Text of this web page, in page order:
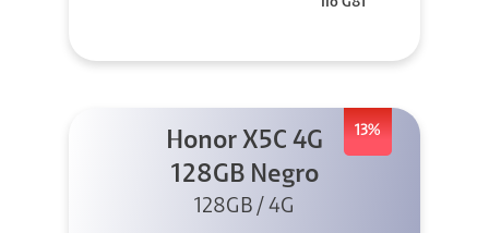
lio G81
13%
Honor X5C 4G
128GB Negro
128GB / 4G